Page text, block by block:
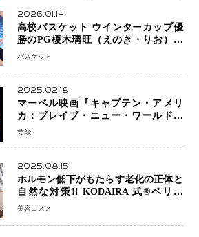
2026.01.14
高校バスケット ウインターカップ優
勝のPG榎木璃旺（えのき・りお）が
プロの現場へ―。
バスケット
2025.02.18
マーベル映画『キャプテン・アメリ
カ：ブレイブ・ニュー・ワールド』
新ブラック・ウィドウ役のシラ・ハー
芸能
2025.08.15
ホルモン低下がもたらす老化の正体と
自然な対策!! KODAIRA 式®ペリネ
（骨盤底筋）ケア
美容コスメ